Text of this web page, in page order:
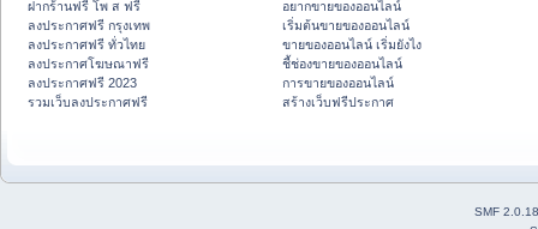
ฝากร้านฟรี โพ ส ฟรี
ลงประกาศฟรี กรุงเทพ
ลงประกาศฟรี ทั่วไทย
ลงประกาศโฆษณาฟรี
ลงประกาศฟรี 2023
รวมเว็บลงประกาศฟรี
อยากขายของออนไลน์
เริ่มต้นขายของออนไลน์
ขายของออนไลน์ เริ่มยังไง
ชี้ช่องขายของออนไลน์
การขายของออนไลน์
สร้างเว็บฟรีประกาศ
SMF 2.0.18